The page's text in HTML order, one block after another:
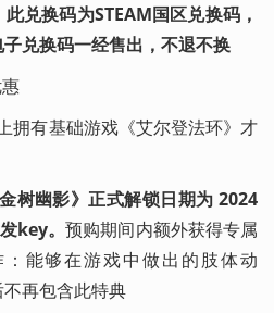
此兑换码为STEAM国区兑换码，
兑换码一经售出，不退不换
拥有基础游戏《艾尔登法环》才
树幽影》正式解锁日期为 2024
key。预购期间内额外获得专属
能够在游戏中做出的肢体动
再包含此特典